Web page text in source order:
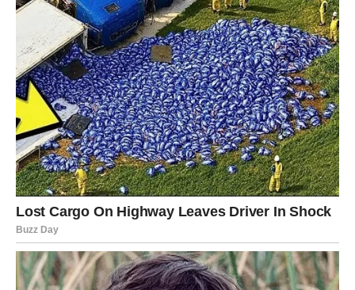
sitne nesuglasice i nikada ne dozvoliti da ponos uništi
ono što je godinama građeno. Nema odnosa bez
nesporazuma, ali pravi ljudi uvijek pronađu način da
razgovaraju, da oproste i nastave dalje. Upravo zato
kumstvo traje, jer se temelji na želji da se odnos sačuva
bez obzira na prepreke.
Vrijeme neumoljivo prolazi. Mijenjaju se generacije,
običaji i način života. Ipak, neke vrijednosti nikada ne
gube svoju snagu. Među njima je i kumstvo. Ono nas
podsjeća da su iskrenost, odanost i povjerenje važniji od
svega materijalnog. U svijetu u kojem mnogi odnosi
postaju površni i prolazni, pravo kumstvo ostaje dokaz da
još uvijek postoje ljudi koji svoju riječ smatraju svetinjom.